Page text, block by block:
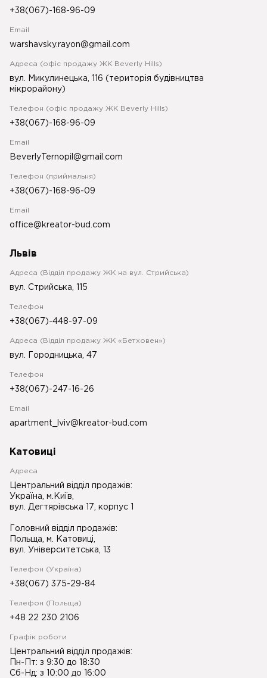
+38(067)-168-96-09
Email
warshavsky.rayon@gmail.com
Адреса (офіс продажу ЖК Beverly Hills)
вул. Микулинецька, 116 (територія будівництва
мікрорайону)
Телефон (офіс продажу ЖК Beverly Hills)
+38(067)-168-96-09
Email
BeverlyTernopil@gmail.com
Телефон (приймальня)
+38(067)-168-96-09
Email
office@kreator-bud.com
Львів
Адреса (Відділ продажу ЖК на вул. Стрийська)
вул. Стрийська, 115
Телефон
+38(067)-448-97-09
Адреса (Відділ продажу ЖК «Бетховен»)
вул. Городницька, 47
Телефон
+38(067)-247-16-26
Email
apartment_lviv@kreator-bud.com
Катовиці
Адреса
Центральний відділ продажів:
Україна, м.Київ,
вул. Дегтярівська 17, корпус 1
Головний відділ продажів:
Польща, м. Катовиці,
вул. Університетська, 13
Телефон (Україна)
+38(067) 375-29-84
Телефон (Польща)
+48 22 230 2106
Графік роботи
Центральний відділ продажів:
Пн-Пт: з 9:30 до 18:30
Сб-Нд: з 10:00 до 16:00